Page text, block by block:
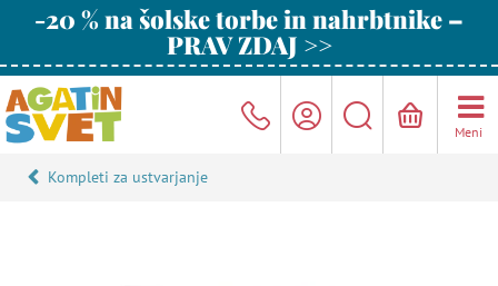
-20 % na šolske torbe in nahrbtnike –
PRAV ZDAJ >>
Meni
Kompleti za ustvarjanje